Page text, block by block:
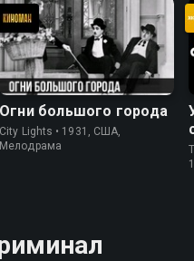
Огни большого города
City Lights • 1931, США,
Мелодрама